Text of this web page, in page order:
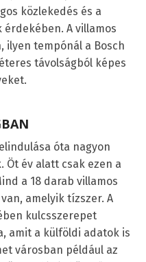
közlekedés és a
A villamos
ilyen tempónál a Bosch
távolságból képes
óta nagyon
Öt év alatt csak ezen a
a 18 darab villamos
amelyik tízszer. A
kulcsszerepet
amit a külföldi adatok is
városban például az